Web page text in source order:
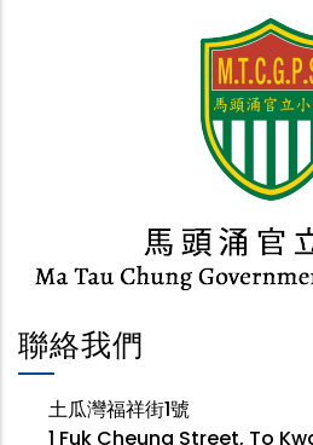
聯絡我們
土瓜灣福祥街1號
1 Fuk Cheung Street, To